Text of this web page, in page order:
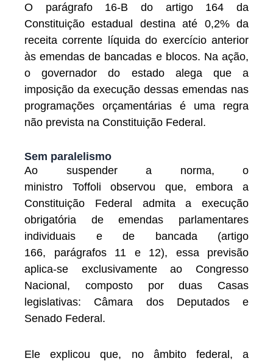
O parágrafo 16-B do artigo 164 da
Constituição estadual destina até 0,2% da
receita corrente líquida do exercício anterior
às emendas de bancadas e blocos. Na ação,
o governador do estado alega que a
imposição da execução dessas emendas nas
programações orçamentárias é uma regra
não prevista na Constituição Federal.
Sem paralelismo
Ao suspender a norma, o
ministro Toffoli observou que, embora a
Constituição Federal admita a execução
obrigatória de emendas parlamentares
individuais e de bancada (artigo
166, parágrafos 11 e 12), essa previsão
aplica-se exclusivamente ao Congresso
Nacional, composto por duas Casas
legislativas: Câmara dos Deputados e
Senado Federal.
Ele explicou que, no âmbito federal, a